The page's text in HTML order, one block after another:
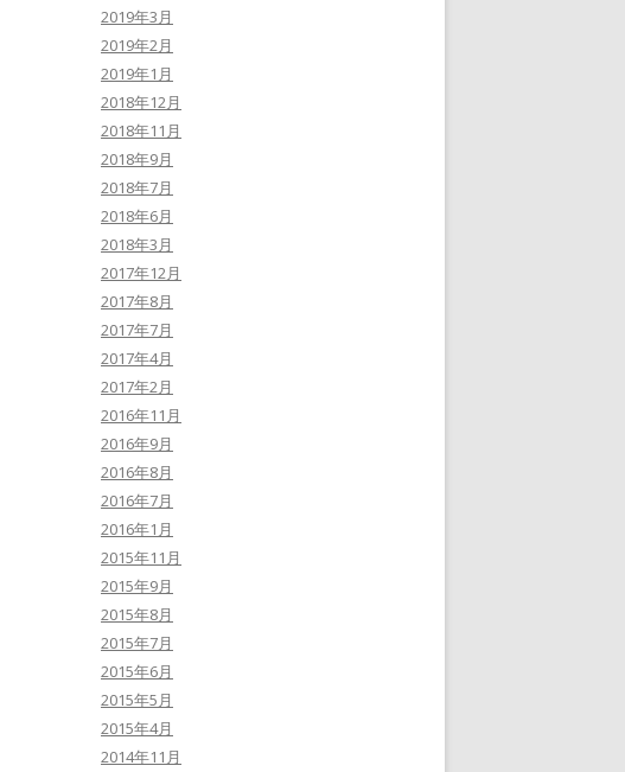
2019年3月
2019年2月
2019年1月
2018年12月
2018年11月
2018年9月
2018年7月
2018年6月
2018年3月
2017年12月
2017年8月
2017年7月
2017年4月
2017年2月
2016年11月
2016年9月
2016年8月
2016年7月
2016年1月
2015年11月
2015年9月
2015年8月
2015年7月
2015年6月
2015年5月
2015年4月
2014年11月